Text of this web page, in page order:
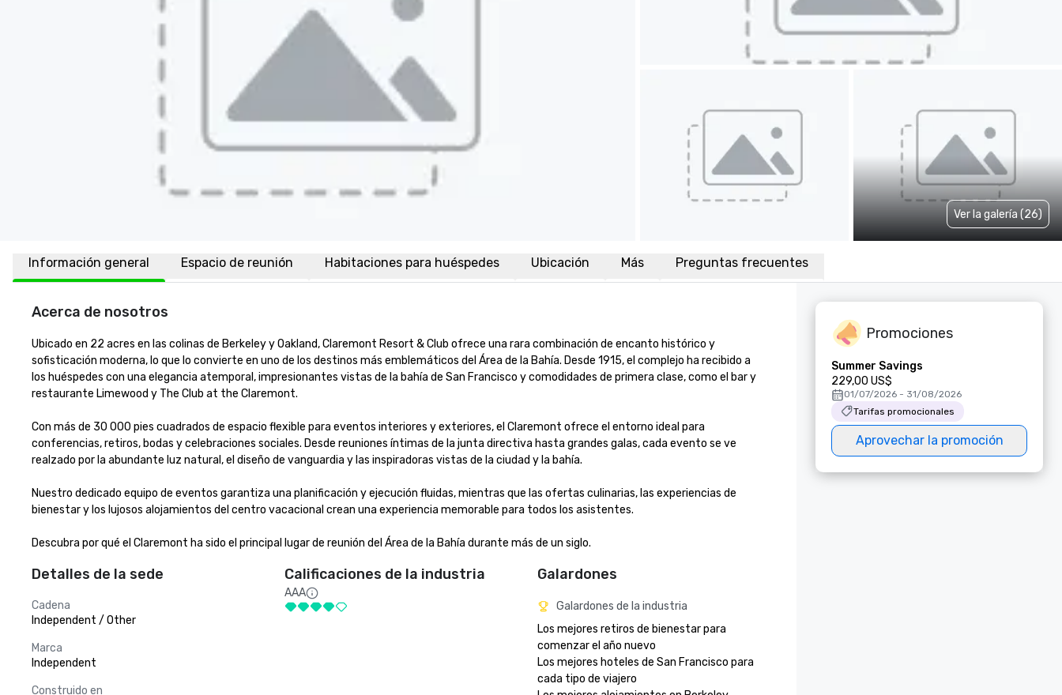
Ver la galería (26)
Información general Espacio de reunión Habitaciones para huéspedes Ubicación Más Preguntas frecuentes
Acerca de nosotros
Ubicado en 22 acres en las colinas de Berkeley y Oakland, Claremont Resort & Club ofrece una rara combinación de encanto histórico y
sofisticación moderna, lo que lo convierte en uno de los destinos más emblemáticos del Área de la Bahía. Desde 1915, el complejo ha recibido a
los huéspedes con una elegancia atemporal, impresionantes vistas de la bahía de San Francisco y comodidades de primera clase, como el bar y
restaurante Limewood y The Club at the Claremont.
Con más de 30 000 pies cuadrados de espacio flexible para eventos interiores y exteriores, el Claremont ofrece el entorno ideal para
conferencias, retiros, bodas y celebraciones sociales. Desde reuniones íntimas de la junta directiva hasta grandes galas, cada evento se ve
realzado por la abundante luz natural, el diseño de vanguardia y las inspiradoras vistas de la ciudad y la bahía.
Nuestro dedicado equipo de eventos garantiza una planificación y ejecución fluidas, mientras que las ofertas culinarias, las experiencias de
bienestar y los lujosos alojamientos del centro vacacional crean una experiencia memorable para todos los asistentes.
Descubra por qué el Claremont ha sido el principal lugar de reunión del Área de la Bahía durante más de un siglo.
Detalles de la sede
Cadena
Independent / Other
Marca
Independent
Construido en
Calificaciones de la industria
AAA
Galardones
Galardones de la industria
Los mejores retiros de bienestar para
comenzar el año nuevo
Los mejores hoteles de San Francisco para
cada tipo de viajero
Promociones
Summer Savings
229,00 US$
01/07/2026 - 31/08/2026
Tarifas promocionales
Aprovechar la promoción